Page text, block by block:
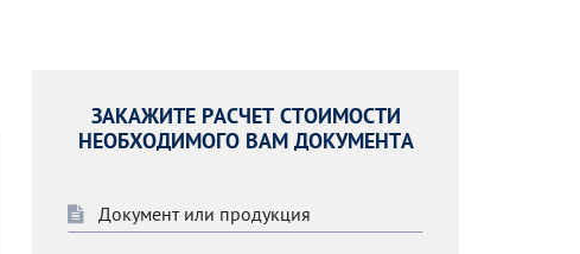
ЗАКАЖИТЕ РАСЧЕТ СТОИМОСТИ
НЕОБХОДИМОГО ВАМ ДОКУМЕНТА